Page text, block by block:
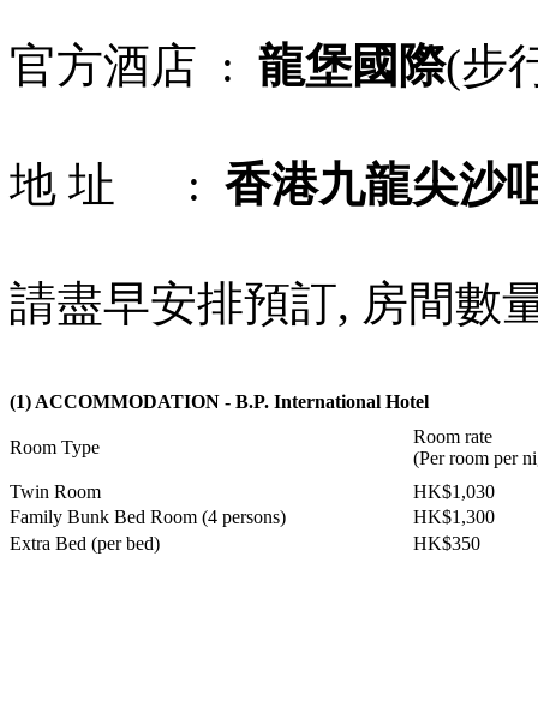
官方酒店 : 龍堡國際(步
地 址 : 香港九龍尖沙
請盡早安排預訂, 房間數
(1) ACCOMMODATION - B.P. International Hotel
Room Type
Room rate
(Per room per
Twin Room
HK$1,030
Family Bunk Bed Room (4 persons)
HK$1,300
Extra Bed (per bed)
HK$350